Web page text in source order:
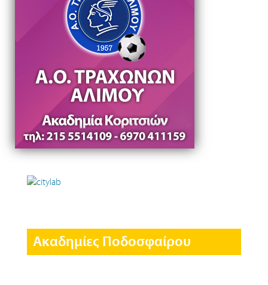
Ακαδημίες Ποδοσφαίρου